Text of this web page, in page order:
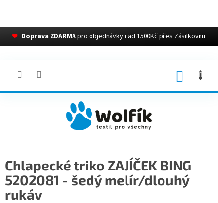
❤ Doprava ZDARMApro objednávky nad 1500Kč přes Zásilkovnu
Chlapecké triko ZAJÍČEK BING
5202081 - šedý melír/dlouhý
rukáv